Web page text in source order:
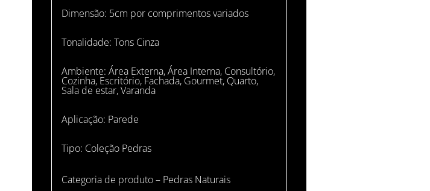
Dimensão: 5cm por comprimentos variados
Tonalidade: Tons Cinza
Ambiente: Área Externa,Área Interna, Consultório,
Cozinha, Escritório, Fachada, Gourmet, Quarto,
Sala de estar,Varanda
Aplicação: Parede
Tipo: Coleção Pedras
Categoria de produto – Pedras Naturais